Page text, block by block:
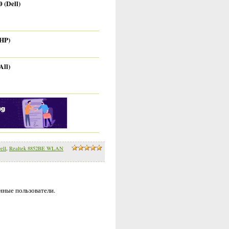
(Dell)
, Realtek 8852BE WLAN
пользователи.